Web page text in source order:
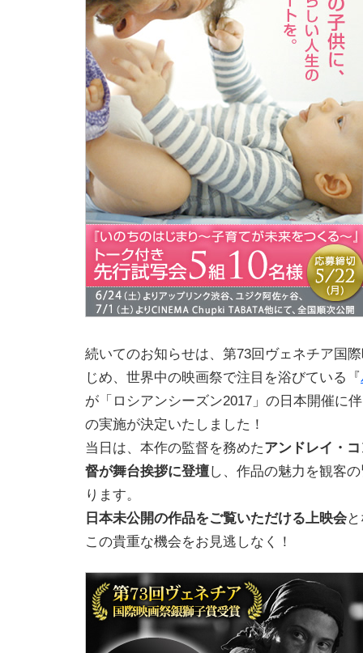
続いてのお知らせは、第73回ヴェネチア国
じめ、世界中の映画祭で注目を浴びている『
が「ロシアンシーズン2017」の日本開催に
の実施が決定いたしました！
当日は、本作の監督を務めたアンドレイ・
督が舞台挨拶に登壇し、作品の魅力を観客
ります。
日本未公開の作品をご覧いただける上映会
この貴重な機会をお見逃しなく！